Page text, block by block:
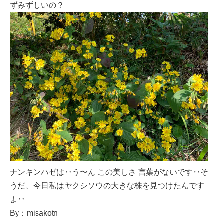
ずみずしいの？
ナンキンハゼは‥う〜ん この美しさ 言葉がないです‥そ
うだ、今日私はヤクシソウの大きな株を見つけたんです
よ‥
By：misakotn